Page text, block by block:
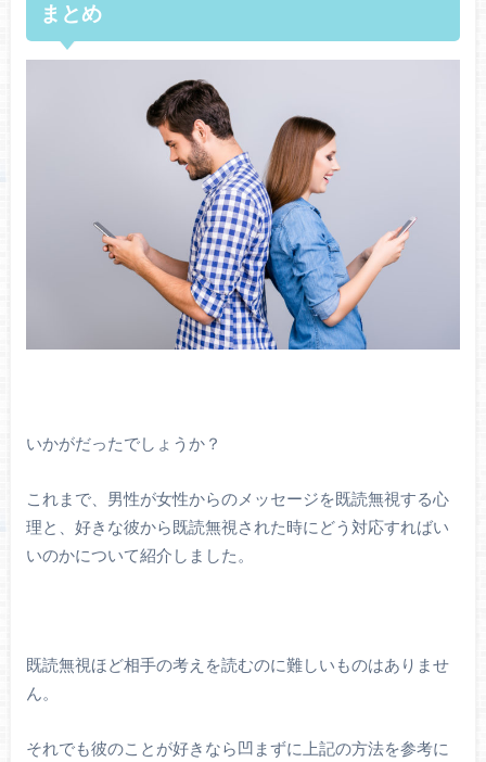
まとめ
いかがだったでしょうか？
これまで、男性が女性からのメッセージを既読無視する心
理と、好きな彼から既読無視された時にどう対応すればい
いのかについて紹介しました。
既読無視ほど相手の考えを読むのに難しいものはありませ
ん。
それでも彼のことが好きなら凹まずに上記の方法を参考に